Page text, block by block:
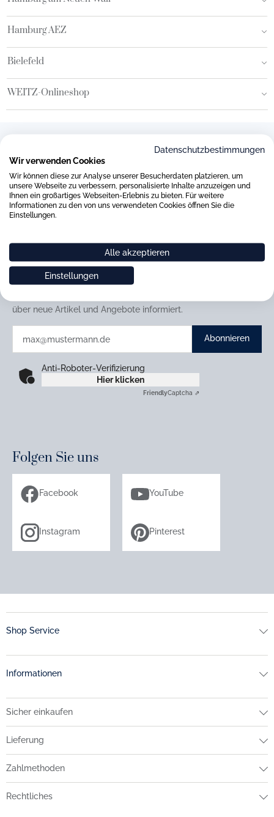
Hamburg AEZ
Bielefeld
WEITZ-Onlineshop
Persönlicher WEITZ Kundenservice
Sichere und schnelle Lieferung mit DHL
Gesicherte SSL-Verbindung
Newsletter abonnieren
Abonnieren Sie jetzt einfach unseren regelmäßig
über neue Artikel und Angebote informiert.
Abonnieren
Anti-Roboter-Verifizierung
Hier klicken
FriendlyCaptcha ⇗
Folgen Sie uns
Facebook YouTube
Instagram Pinterest
Shop Service
Informationen
Sicher einkaufen
Lieferung
Zahlmethoden
Rechtliches
Datenschutzbestimmungen
Wir verwenden Cookies
Wir können diese zur Analyse unserer Besucherdaten platzieren, um
unsere Webseite zu verbessern, personalisierte Inhalte anzuzeigen und
Ihnen ein großartiges Webseiten-Erlebnis zu bieten. Für weitere
Informationen zu den von uns verwendeten Cookies öffnen Sie die
Einstellungen.
Alle akzeptieren
Einstellungen